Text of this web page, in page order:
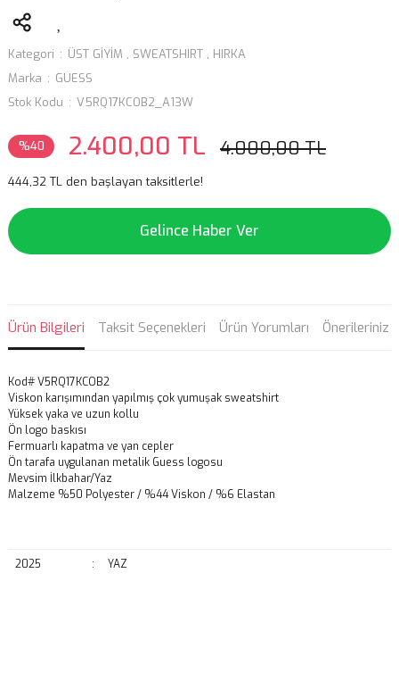
Kategori ÜST GİYİM , SWEATSHIRT , HIRKA
Marka
GUESS
Stok Kodu
V5RQ17KCOB2_A13W
%40 2.400,00 TL 4.000,00 TL
444,32 TL den başlayan taksitlerle!
Gelince Haber Ver
Ürün Bilgileri Taksit Seçenekleri Ürün Yorumları Önerileriniz
Kod# V5RQ17KCOB2
Viskon karışımından yapılmış çok yumuşak sweatshirt
Yüksek yaka ve uzun kollu
Ön logo baskısı
Fermuarlı kapatma ve yan cepler
Ön tarafa uygulanan metalik Guess logosu
Mevsim İlkbahar/Yaz
Malzeme %50 Polyester / %44 Viskon / %6 Elastan
2025 : YAZ